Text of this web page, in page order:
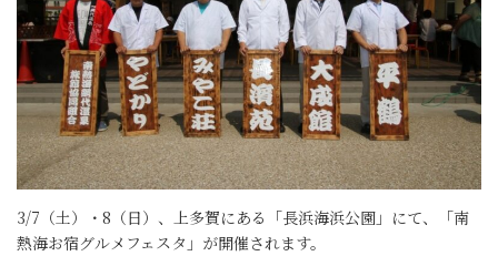
3/7（土）・8（日）、上多賀にある「長浜海浜公園」にて、「南
熱海お宿グルメフェスタ」が開催されます。